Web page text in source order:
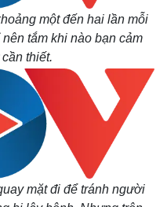
một đến hai lần mỗi
tắm khi nào bạn cảm
thiết.
mặt đi để tránh người